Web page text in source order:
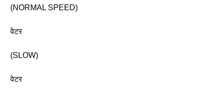
(NORMAL SPEED)
वेटर
(SLOW)
वेटर